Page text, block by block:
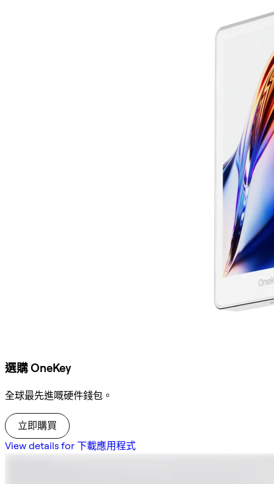
選購 OneKey
全球最先進嘅硬件錢包。
立即購買
View details for 下載應用程式